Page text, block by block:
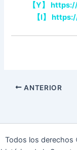
【Y】
【I】
ANTERIOR
Todos los